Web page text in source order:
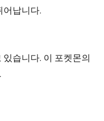
어납니다.
습니다. 이 포켓몬의